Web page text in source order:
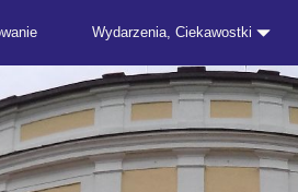
Wydarzenia, Ciekawostki